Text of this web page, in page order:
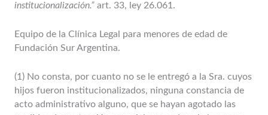
institucionalización.” art. 33, ley 26.061.
Equipo de la Clínica Legal para menores de edad de
Fundación Sur Argentina.
(1) No consta, por cuanto no se le entregó a la Sra. cuyos
hijos fueron institucionalizados, ninguna constancia de
acto administrativo alguno, que se hayan agotado las